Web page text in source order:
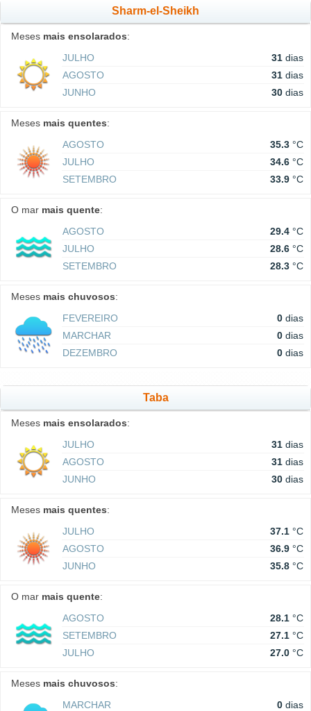
Sharm-el-Sheikh
Meses mais ensolarados:
JULHO
31 dias
AGOSTO
31 dias
JUNHO
30 dias
Meses mais quentes:
AGOSTO
35.3 °C
JULHO
34.6 °C
SETEMBRO
33.9 °C
O mar mais quente:
AGOSTO
29.4 °C
JULHO
28.6 °C
SETEMBRO
28.3 °C
Meses mais chuvosos:
FEVEREIRO
0 dias
MARCHAR
0 dias
DEZEMBRO
0 dias
Taba
Meses mais ensolarados:
JULHO
31 dias
AGOSTO
31 dias
JUNHO
30 dias
Meses mais quentes:
JULHO
37.1 °C
AGOSTO
36.9 °C
JUNHO
35.8 °C
O mar mais quente:
AGOSTO
28.1 °C
SETEMBRO
27.1 °C
JULHO
27.0 °C
Meses mais chuvosos:
MARCHAR
0 dias